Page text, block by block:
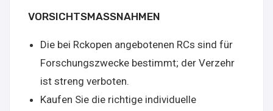
VORSICHTSMASSNAHMEN
Die bei Rckopen angebotenen RCs sind für
Forschungszwecke bestimmt; der Verzehr
ist streng verboten.
Kaufen Sie die richtige individuelle